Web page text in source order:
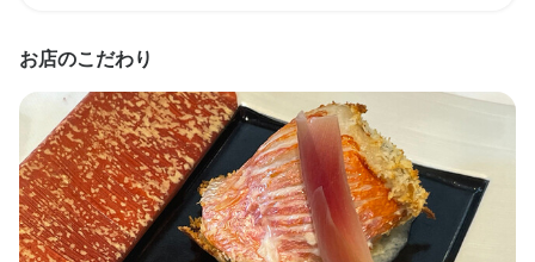
お店のこだわり
10:00〜15:00 (シフト制　週3からOK、1日3時間勤務からOK)
17:00〜22:00 (シフト制　週3からOK、1日3時間勤務からOK)
18:00〜21:00など3時間の勤務も可能です。
週末歓迎
時間帯のご相談下さい。
終電考慮あり ダブルワーク・副業OK フルタイム歓迎 転勤なし
長期勤務歓迎
週2日からOK
週4日以上OK
シフト制
固定シフト制(決まった時間・曜日に働ける)
10:00〜15:00 (シフト制　週3からOK、1日3時間勤務からOK)
17:00〜22:00 (シフト制　週3からOK、1日3時間勤務からOK)
週末歓迎
ランチタイムのみ勤務OK ダブルワーク・副業OK フルタイム歓迎
長期勤務歓迎
週4日以上OK シフト制
休日・休暇